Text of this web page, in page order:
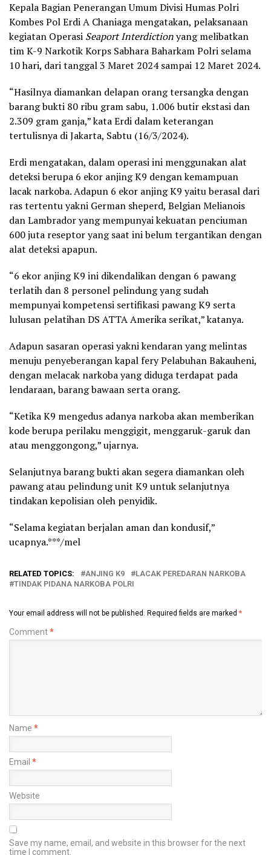
Kepala Bagian Penerangan Umum Divisi Humas Polri
Kombes Pol Erdi A Chaniaga mengatakan, pelaksanaan
kegiatan Operasi Seaport Interdictionyang melibatkan
tim K-9 Narkotik Korps Sabhara Baharkam Polri selama
10 hari, dari tanggal 3 Maret 2024 sampai 12 Maret 2024.
“Hasilnya diamankan delapan orang tersangka dengan
barang bukti 80 ribu gram sabu, 1.006 butir ekstasi dan
2.309 gram ganja,” kata Erdi dalam keterangan
tertulisnya di Jakarta, Sabtu (16/3/2024).
Erdi mengatakan, dalam operasi ini menggunakan alat
deteksi berupa 6 ekor anjing K9 dengan kemampuan
lacak narkoba. Adapun 6 ekor anjing K9 yaitu berasal dari
ras tertentu yakni German sheperd, Belgian Melianois
dan Lambrador yang mempunyai kekuatan penciuman
600 juta reseptor yang saat ini belum tergantikan dengan
alat deteksi apapun.
“6 ekor anjing K9 ini dikendalikan dengan 6 pawang
terlatih dan 8 personel pelindung yang sudah
mempunyai kompetensi sertifikasi pawang K9 serta
lulusan pelatihan DS ATTA Amerika serikat,” katanya.
Adapun sasaran operasi yakni kendaran yang melintas
menuju penyeberangan kapal fery Pelabuhan Bakauheni,
dengan melacak narkoba yang diduga terdapat pada
lendaraan, barang bawaan serta orang.
“Ketika K9 mengedus adanya narkoba akan memberikan
kode berupa perilaku menggigit, menggaruk-garuk dan
atau menggongong,” ujarnya.
Selanjutnya barang bukti akan segera diamankan oleh
pawang atau pelindung unit K9 untuk selanjutnya
tindakan kepolisian oleh penyidik.
“Selama kegiatan berjalan aman dan kondusif,”
ucapnya.***/mel
RELATED TOPICS: ANJING K9
LACAK PEREDARAN NARKOBA
TINDAK PIDANA NARKOBA POLRI
Your email address will not be published. Required fields are marked *
Comment*
Name *
Email *
Website
Save my name, email, and website in this browser for the next
time I comment.